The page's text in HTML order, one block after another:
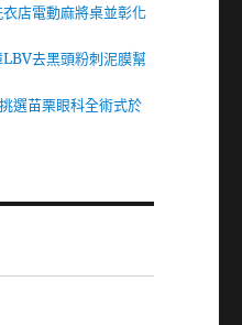
店電動麻將桌並彰化
去黑頭粉刺泥膜幫
選苗栗眼科全術式於